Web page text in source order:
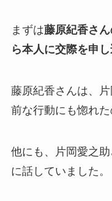
まずは藤原紀香さ
ら本人に交際を申
藤原紀香さんは、
前な行動にも惚れた
他にも、片岡愛之
に話していました。